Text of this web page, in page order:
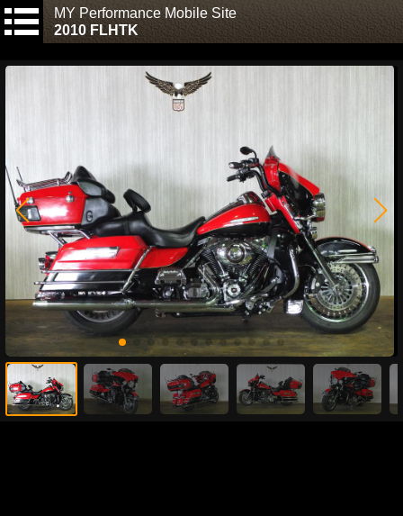
MY Performance Mobile Site
2010 FLHTK